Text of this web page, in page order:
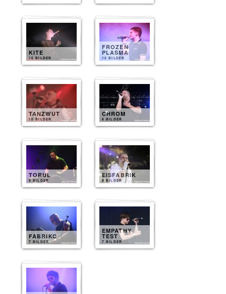
KITE
10 BILDER
FROZEN
PLASMA
10 BILDER
TANZWUT
10 BILDER
CHROM
8 BILDER
TORUL
8 BILDER
EISFABRIK
8 BILDER
FABRIKC
7 BILDER
EMPATHY
TEST
7 BILDER